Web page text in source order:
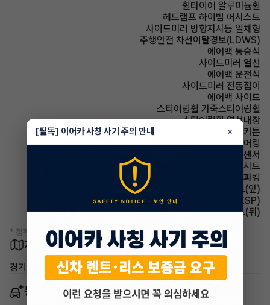
휠타이어 알루미늄휠
헤드램프 하이빔 어시스트
사이드미러 방향지시등 일체형
주행안전 차선이탈경보(LDWS)
에어백 동승석
사이드미러 열선
에어백 운전석
사이드미러 전동접이
에어백 사이드
스티어링휠 가죽스티어링휠
스티어링휠 열선내장
에어백 커튼
스티어링휠 텔레스코픽 스티어링
주차보조 후방감지센서
시트 인조가죽시트
파킹 풋파킹
시트 열선시트(앞)
주행안전 차체자세제어장치(VDC,ESC,ESP)
시트 열선시트(뒤)
* 정확한 정보는 판매자와 반드시 확인하시기 바랍니다.
차량 위치
경기 수원시
동일 차종 이어카
[필독] 이어카 사칭 사기 주의 안내 ×